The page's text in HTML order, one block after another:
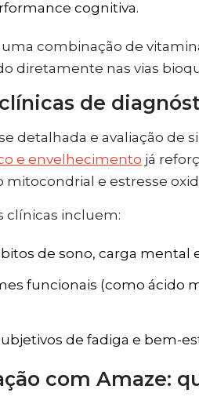
cognitiva.
combinação de
diretamente nas vias
de
detalhada e avaliação de
e envelhecimento já
mitocondrial e estresse
clínicas incluem:
de sono, carga mental
funcionais (como ácido
de fadiga e bem-
com Amaze: